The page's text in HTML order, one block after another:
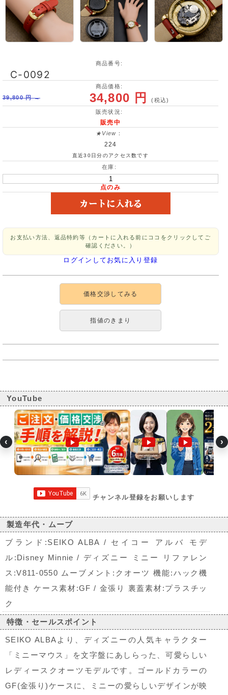
商品番号:
C-0092
商品価格:
39,800 円 →
34,800 円(税込)
販売状況:
販売中
★View ：
224
直近30日分のアクセス数です
在庫:
点のみ
お支払い方法、返品特約等（カートに入れる前にココをクリックしてご
確認ください。）
ログインしてお気に入り登録
価格交渉してみる
指値のきまり
YouTube
‹ ›
チャンネル登録をお願いします
製造年代・ムーブ
ブランド:SEIKO ALBA / セイコー アルバ モデ
ル:Disney Minnie / ディズニー ミニー リファレン
ス:V811-0550 ムーブメント:クオーツ 機能:ハック機
能付き ケース素材:GF / 金張り 裏蓋素材:プラスチッ
ク
特徴・セールスポイント
SEIKO ALBAより、ディズニーの人気キャラクター
「ミニーマウス」を文字盤にあしらった、可愛らしい
レディースクオーツモデルです。ゴールドカラーの
GF(金張り)ケースに、ミニーの愛らしいデザインが映